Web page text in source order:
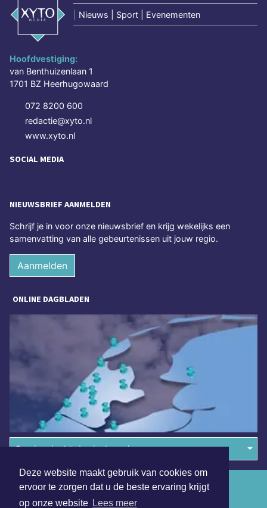
Deze website maakt gebruik van cookies om
ervoor te zorgen dat u de beste ervaring krijgt
op onze website Lees meer
Nieuws | Sport | Evenementen
Hoofdvestiging:
van Benthuizenlaan 1
1701 BZ Heerhugowaard
072 8200 600
redactie@xyto.nl
www.xyto.nl
SOCIAL MEDIA
NIEUWSBRIEF AANMELDEN
Schrijf je in voor onze nieuwsbrief en krijg wekelijks een
samenvatting van alle gebeurtenissen uit jouw regio.
Aanmelden
ONLINE DAGBLADEN
Overige dagbladen in de regio
Algemene voorwaarden
Disclaimer